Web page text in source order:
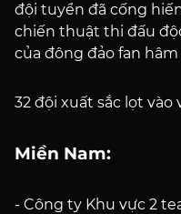
đội tuyển đã cống
chiến thuật thi đấu
của đông đảo fan
32 đội xuất sắc lọt
Miền Nam:
- Công ty Khu vực 2